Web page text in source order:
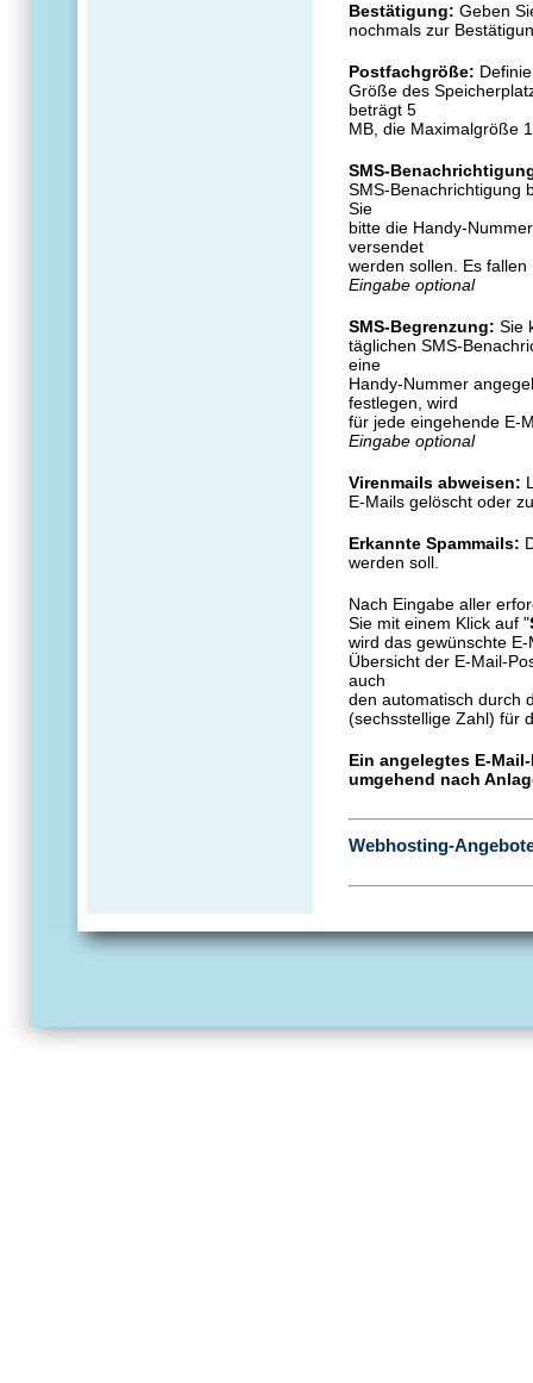
Bestätigung: Geben
nochmals zur
Postfachgröße:
Größe des
beträgt 5
MB, die Maximalgröße
SMS-
SMS-Benachrichtigung
Sie
bitte die Handy-
versendet
werden sollen. Es
Eingabe optional
SMS-Begrenzung: Sie
täglichen SMS-
eine
Handy-Nummer
festlegen, wird
für jede eingehende E-
Eingabe optional
Virenmails abweisen:
E-Mails gelöscht oder
Erkannte Spammails:
werden soll.
Nach Eingabe aller
Sie mit einem Klick auf "
wird das gewünschte
Übersicht der E-Mail-
auch
den automatisch durch
(sechsstellige Zahl) für
Ein angelegtes E-
umgehend nach
Webhosting-